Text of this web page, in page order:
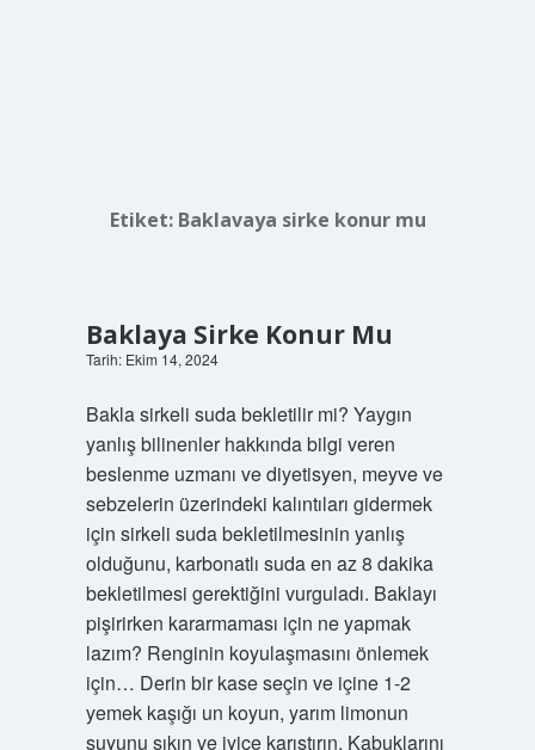
Etiket: Baklavaya sirke konur mu
Baklaya Sirke Konur Mu
Tarih: Ekim 14, 2024
Bakla sirkeli suda bekletilir mi? Yaygın
yanlış bilinenler hakkında bilgi veren
beslenme uzmanı ve diyetisyen, meyve ve
sebzelerin üzerindeki kalıntıları gidermek
için sirkeli suda bekletilmesinin yanlış
olduğunu, karbonatlı suda en az 8 dakika
bekletilmesi gerektiğini vurguladı. Baklayı
pişirirken kararmaması için ne yapmak
lazım? Renginin koyulaşmasını önlemek
için… Derin bir kase seçin ve içine 1-2
yemek kaşığı un koyun, yarım limonun
suyunu sıkın ve iyice karıştırın. Kabuklarını